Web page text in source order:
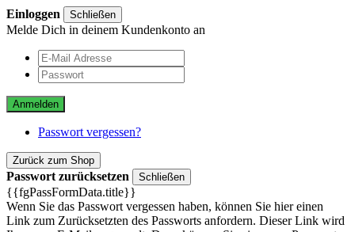
Einloggen Schließen
Melde Dich in deinem Kundenkonto an
Anmelden
Passwort vergessen?
Zurück zum Shop
Passwort zurücksetzen Schließen
{{fgPassFormData.title}}
Wenn Sie das Passwort vergessen haben, können Sie hier einen
Link zum Zurücksetzten des Passworts anfordern. Dieser Link wird